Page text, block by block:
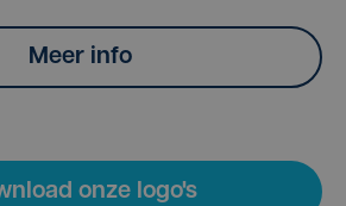
Meer info
onze logo's